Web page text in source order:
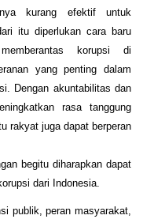
kurang efektif untuk
itu diperlukan cara baru
korupsi di
yang penting dalam
Dengan akuntabilitas dan
rasa tanggung
rakyat juga dapat berperan
begitu diharapkan dapat
dari Indonesia.
publik, peran masyarakat,